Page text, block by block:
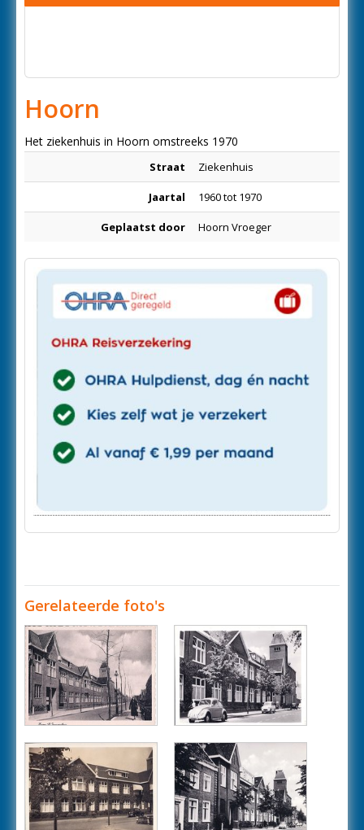
Hoorn
Het ziekenhuis in Hoorn omstreeks 1970
Straat Ziekenhuis
Jaartal 1960 tot 1970
Geplaatst door Hoorn Vroeger
Gerelateerde foto's